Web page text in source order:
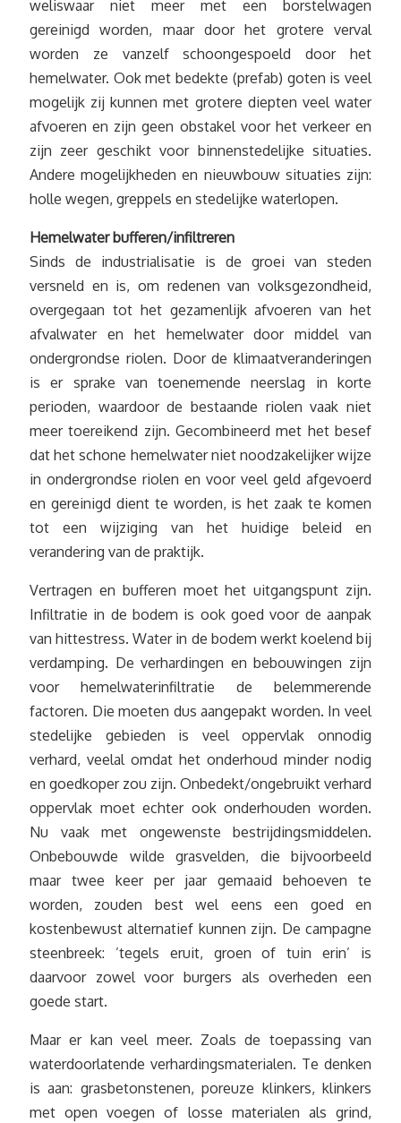
weliswaar niet meer met een borstelwagen
gereinigd worden, maar door het grotere verval
worden ze vanzelf schoongespoeld door het
hemelwater. Ook met bedekte (prefab) goten is veel
mogelijk zij kunnen met grotere diepten veel water
afvoeren en zijn geen obstakel voor het verkeer en
zijn zeer geschikt voor binnenstedelijke situaties.
Andere mogelijkheden en nieuwbouw situaties zijn:
holle wegen, greppels en stedelijke waterlopen.
Hemelwater bufferen/infiltreren
Sinds de industrialisatie is de groei van steden
versneld en is, om redenen van volksgezondheid,
overgegaan tot het gezamenlijk afvoeren van het
afvalwater en het hemelwater door middel van
ondergrondse riolen. Door de klimaatveranderingen
is er sprake van toenemende neerslag in korte
perioden, waardoor de bestaande riolen vaak niet
meer toereikend zijn. Gecombineerd met het besef
dat het schone hemelwater niet noodzakelijker wijze
in ondergrondse riolen en voor veel geld afgevoerd
en gereinigd dient te worden, is het zaak te komen
tot een wijziging van het huidige beleid en
verandering van de praktijk.
Vertragen en bufferen moet het uitgangspunt zijn.
Infiltratie in de bodem is ook goed voor de aanpak
van hittestress. Water in de bodem werkt koelend bij
verdamping. De verhardingen en bebouwingen zijn
voor hemelwaterinfiltratie de belemmerende
factoren. Die moeten dus aangepakt worden. In veel
stedelijke gebieden is veel oppervlak onnodig
verhard, veelal omdat het onderhoud minder nodig
en goedkoper zou zijn. Onbedekt/ongebruikt verhard
oppervlak moet echter ook onderhouden worden.
Nu vaak met ongewenste bestrijdingsmiddelen.
Onbebouwde wilde grasvelden, die bijvoorbeeld
maar twee keer per jaar gemaaid behoeven te
worden, zouden best wel eens een goed en
kostenbewust alternatief kunnen zijn. De campagne
steenbreek: ’tegels eruit, groen of tuin erin’ is
daarvoor zowel voor burgers als overheden een
goede start.
Maar er kan veel meer. Zoals de toepassing van
waterdoorlatende verhardingsmaterialen. Te denken
is aan: grasbetonstenen, poreuze klinkers, klinkers
met open voegen of losse materialen als grind,